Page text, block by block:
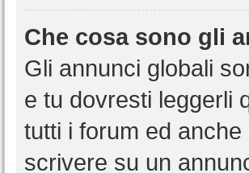
Che cosa sono gli
Gli annunci globali
e tu dovresti leggerli
tutti i forum ed
scrivere su un